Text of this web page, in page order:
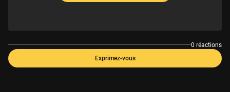
0 réactions
Exprimez-vous